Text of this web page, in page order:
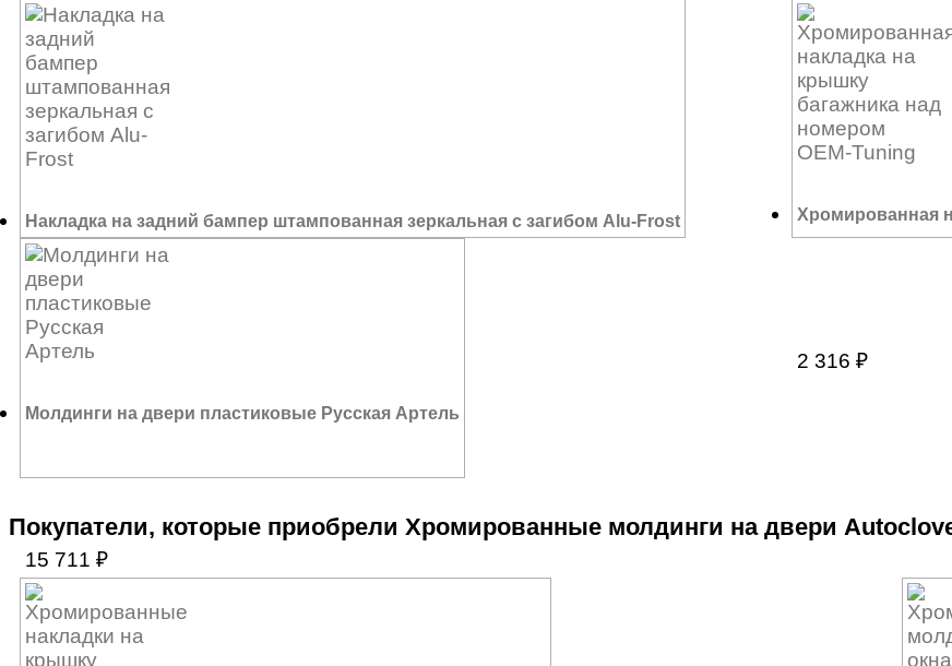
8 400₽
Накладка на задний бампер штампованная зеркальная с загибом Alu-Frost
3 500
Хромированная
2 316 ₽
Молдинги на двери пластиковые Русская Артель
15 711 ₽
Покупатели, которые приобрели Хромированные молдинги на двери